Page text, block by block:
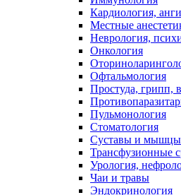
Кардиология,
Местные
Неврология,
Онкология
Офтальмология
Простуда, грипп,
Пульмонология
Стоматология
Суставы и мышцы
Трансфузионные
Урология,
Чаи и травы
Эндокринология